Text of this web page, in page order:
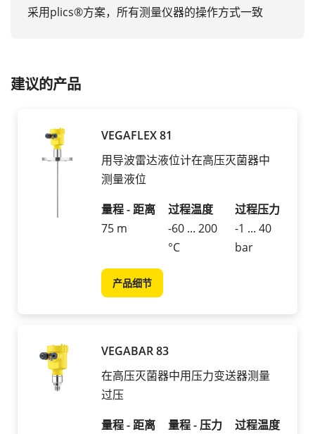
采用plics®方案，所有测量仪器的操作方式一致
建议的产品
VEGAFLEX 81
用导波雷达液位计在高压灭菌器中
测量液位
量程 - 距离
75 m
过程温度
-60 ... 200
°C
过程压力
-1 ... 40
bar
产品细节
VEGABAR 83
在高压灭菌器中用压力变送器测量
过压
量程 - 距离
量程 - 压力
过程温度